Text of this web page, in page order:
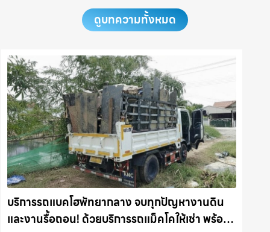
ดูบทความทั้งหมด
บริการรถแบคโฮพัทยากลาง จบทุกปัญหางานดิน
และงานรื้อถอน! ด้วยบริการรถแม็คโคให้เช่า พร้อม